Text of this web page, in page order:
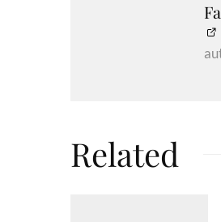
Related